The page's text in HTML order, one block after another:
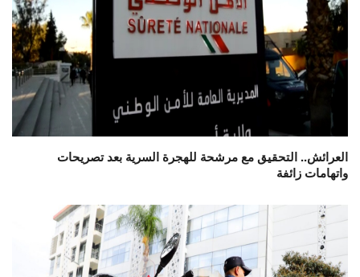
العرائش.. التحقيق مع مرشحة للهجرة السرية بعد تصريحات
واتهامات زائفة